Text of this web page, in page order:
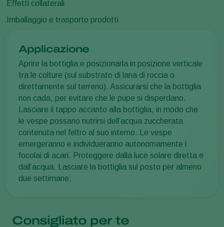
Effetti collaterali
Imballaggio e trasporto prodotti
Applicazione
Aprire la bottiglia e posizionarla in posizione verticale
tra le colture (sul substrato di lana di roccia o
direttamente sul terreno). Assicurarsi che la bottiglia
non cada, per evitare che le pupe si disperdano.
Lasciare il tappo accanto alla bottiglia, in modo che
le vespe possano nutrirsi dell’acqua zuccherata
contenuta nel feltro al suo interno. Le vespe
emergeranno e individueranno autonomamente i
focolai di acari. Proteggere dalla luce solare diretta e
dall’acqua. Lasciare la bottiglia sul posto per almeno
due settimane.
Consigliato per te